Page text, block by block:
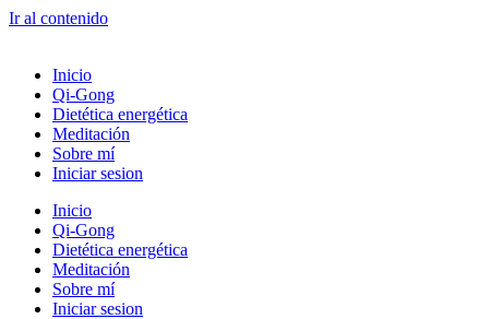
Ir al contenido
Inicio
Qi-Gong
Dietética energética
Meditación
Sobre mí
Iniciar sesion
Inicio
Qi-Gong
Dietética energética
Meditación
Sobre mí
Iniciar sesion